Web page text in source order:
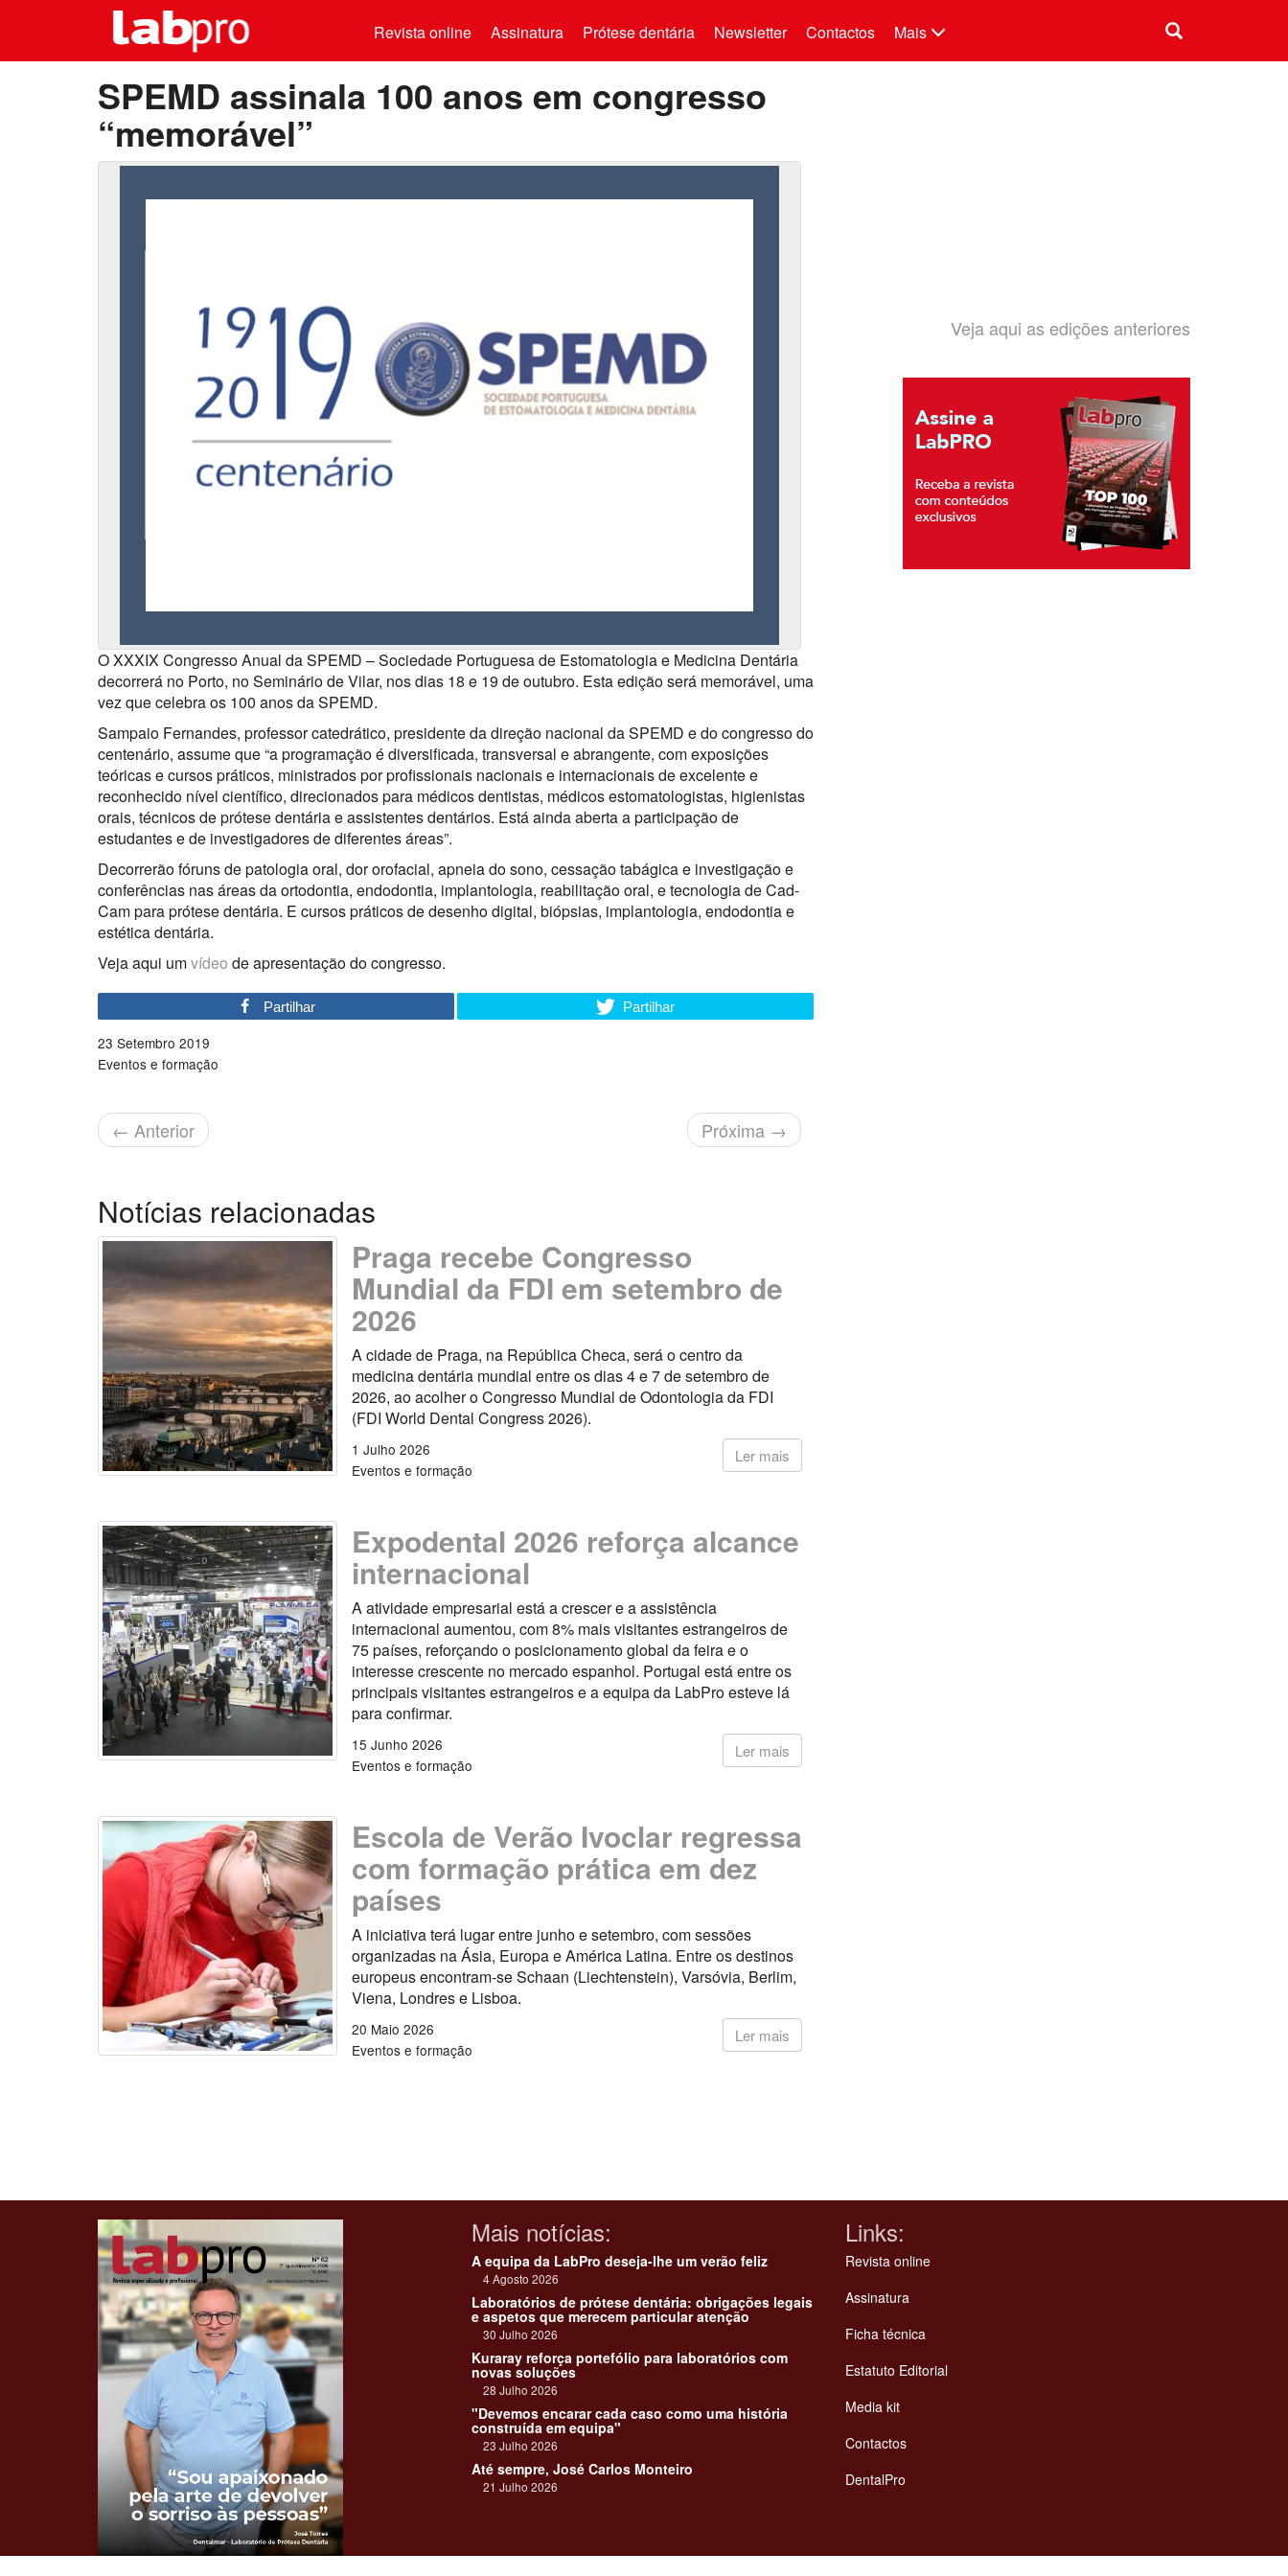
Mais
Revista online Assinatura Prótese dentária Newsletter Contactos
SPEMD assinala 100 anos em congresso
“memorável”
O XXXIX Congresso Anual da SPEMD – Sociedade Portuguesa de Estomatologia e Medicina Dentária
decorrerá no Porto, no Seminário de Vilar, nos dias 18 e 19 de outubro. Esta edição será memorável, uma
vez que celebra os 100 anos da SPEMD.
Sampaio Fernandes, professor catedrático, presidente da direção nacional da SPEMD e do congresso do
centenário, assume que “a programação é diversificada, transversal e abrangente, com exposições
teóricas e cursos práticos, ministrados por profissionais nacionais e internacionais de excelente e
reconhecido nível científico, direcionados para médicos dentistas, médicos estomatologistas, higienistas
orais, técnicos de prótese dentária e assistentes dentários. Está ainda aberta a participação de
estudantes e de investigadores de diferentes áreas”.
Decorrerão fóruns de patologia oral, dor orofacial, apneia do sono, cessação tabágica e investigação e
conferências nas áreas da ortodontia, endodontia, implantologia, reabilitação oral, e tecnologia de Cad-
Cam para prótese dentária. E cursos práticos de desenho digital, biópsias, implantologia, endodontia e
estética dentária.
Veja aqui umvídeo de apresentação do congresso.
Partilhar Partilhar
23 Setembro 2019
Eventos e formação
← Anterior Próxima →
Veja aqui as edições anteriores
Notícias relacionadas
Praga recebe Congresso
Mundial da FDI em setembro de
2026
A cidade de Praga, na República Checa, será o centro da
medicina dentária mundial entre os dias 4 e 7 de setembro de
2026, ao acolher o Congresso Mundial de Odontologia da FDI
(FDI World Dental Congress 2026).
Ler mais
1 Julho 2026
Eventos e formação
Expodental 2026 reforça alcance
internacional
A atividade empresarial está a crescer e a assistência
internacional aumentou, com 8% mais visitantes estrangeiros de
75 países, reforçando o posicionamento global da feira e o
interesse crescente no mercado espanhol. Portugal está entre os
principais visitantes estrangeiros e a equipa da LabPro esteve lá
para confirmar.
Ler mais
15 Junho 2026
Eventos e formação
Escola de Verão Ivoclar regressa
com formação prática em dez
países
A iniciativa terá lugar entre junho e setembro, com sessões
organizadas na Ásia, Europa e América Latina. Entre os destinos
europeus encontram-se Schaan (Liechtenstein), Varsóvia, Berlim,
Viena, Londres e Lisboa.
Ler mais
20 Maio 2026
Eventos e formação
Clique para ler
Mais notícias:
A equipa da LabPro deseja-lhe um verão feliz
4 Agosto 2026
Laboratórios de prótese dentária: obrigações legais
e aspetos que merecem particular atenção
30 Julho 2026
Kuraray reforça portefólio para laboratórios com
novas soluções
28 Julho 2026
"Devemos encarar cada caso como uma história
construída em equipa"
23 Julho 2026
Até sempre, José Carlos Monteiro
21 Julho 2026
Links:
Revista online
Assinatura
Ficha técnica
Estatuto Editorial
Media kit
Contactos
DentalPro